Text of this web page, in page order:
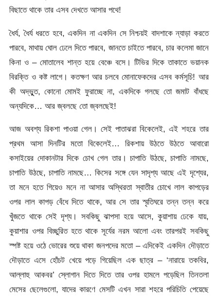
বিছাতে থাকে তার এসব দেখতে আসার পথে!
ধৈর্য, ধৈর্য ধরতে হবে, একদিন না একদিন সে নিশ্চয়ই বাদশাকে ন্যাড়া করতে
পারবে, মাথায় ঘোল ঢেলে দিতে পারবে, জানতে চাইতে পারবে, চার কলেমা জানে
কিনা ও – মোতালেব শান্ত হয়ে বেঞ্চে বসে। টিভির দিকে তাকাতে ভয়ানক
বিরক্তি ও কষ্ট লাগে। কতক্ষণ আর চলবে মোনাফেকদের এসব কর্মসূচি! আর
কী অদ্ভুূত, কোনো মোমই ফুরাচ্ছে না, একদিকে গলছে তো জমাট বাঁধছে
অন্যদিকে… আর জ্বলছে তো জ্বলছেই!
আজ অবশ্য রিকশা পাওয়া গেল। সেই পাতাঝরা বিকেলেই, এই শহরে তার
প্রথম আসা দিনটির মতো বিকেলেই… রিকশায় উঠতে উঠতে আবারো
কসাইয়ের দোকানটার দিকে চোখ গেল তার। চাপাতি উঠছে, চাপাতি নামছে,
চাপাতি উঠছে, চাপাতি নামছে… কিসের সঙ্গে যেন সাদৃশ্য আছে এই দৃশ্যের,
তা মনে হতে গিয়েও মনে না আসার অস্থিরতা স্বাতীর চোখে লাল কাপড়ের
ওপর লাল কাপড় বেঁধে দিতে থাকে, আর সে তার স্মৃতিঘরে তন্ন তন্ন করে
খুঁজতে থাকে সেই দৃশ্য। সবকিছু ঝাপসা হয়ে আসে, কুয়াশায় ঢেকে যায়,
কুয়াশার ওপর বিচ্ছুরিত হতে থাকে সূর্যের নরম আলো এবং তারপরই সবকিছু
স্পষ্ট হয়ে ওঠে ভোরের শুয়ে থাকা জনপদের মতো – এদিকেই একদিন দৌড়াতে
দৌড়াতে এসে হোঁচট খেয়ে পড়ে গিয়েছিল এক ছাত্র – ‘নারায়ে তকবির,
আল্লাহু আকবর’ স্লোগান দিতে দিতে তার ওপর হামলে পড়েছিল তিনতলা
মেসের ছেলেগুলো, যাদের কারণে মেসটি এখন সারা শহরে পরিচিতি পেয়েছে